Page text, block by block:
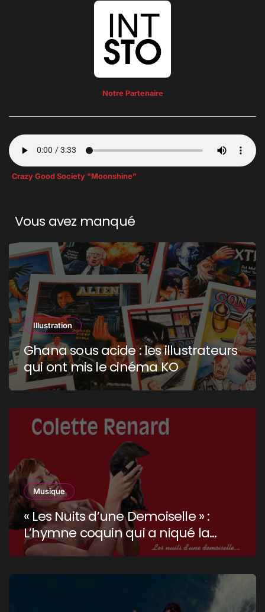
Notre Partenaire
Crazy Good Society "Moonshine"
Vous avez manqué
Illustration
Ghana sous acide : les illustrateurs
qui ont mis le cinéma KO
Musique
« Les Nuits d’une Demoiselle » :
L’hymne coquin qui a niqué la
censure !